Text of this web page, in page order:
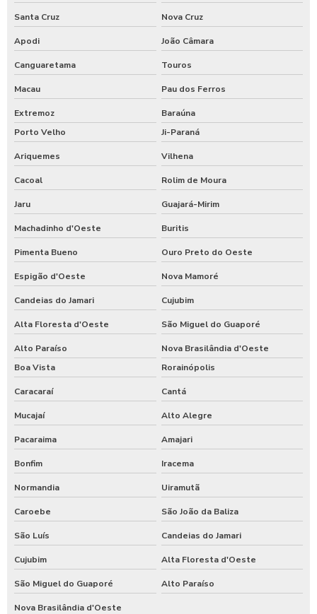
Santa Cruz Nova Cruz
Apodi João Câmara
Canguaretama Touros
Macau Pau dos Ferros
Extremoz
Baraúna
Porto Velho
Ji-Paraná
Ariquemes Vilhena
Cacoal Rolim de Moura
Jaru Guajará-Mirim
Machadinho d'Oeste Buritis
Pimenta Bueno Ouro Preto do Oeste
Espigão d'Oeste Nova Mamoré
Candeias do Jamari Cujubim
Alta Floresta d'Oeste São Miguel do Guaporé
Alto Paraíso
Nova Brasilândia d'Oeste
Boa Vista
Rorainópolis
Caracaraí Cantá
Mucajaí Alto Alegre
Pacaraima Amajari
Bonfim Iracema
Normandia Uiramutã
Caroebe São João da Baliza
São Luís Candeias do Jamari
Cujubim Alta Floresta d'Oeste
São Miguel do Guaporé Alto Paraíso
Nova Brasilândia d'Oeste